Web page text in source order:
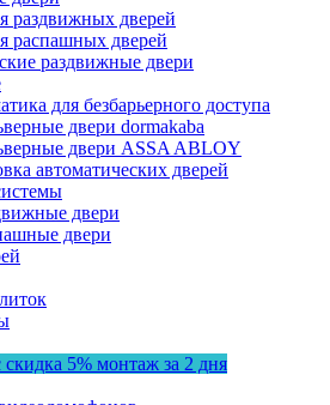
раздвижных дверей
распашных дверей
раздвижные двери
для безбарьерного доступа
двери dormakaba
двери ASSA ABLOY
автоматических дверей
двери
двери
скидка 5% монтаж за 2 дня